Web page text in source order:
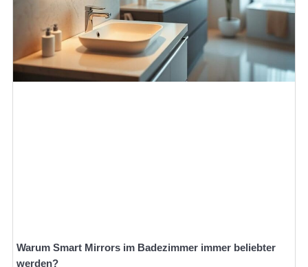
Warum Smart Mirrors im Badezimmer immer beliebter
werden?